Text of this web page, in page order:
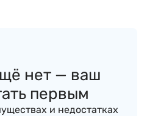
нет — ваш
первым
и недостатках